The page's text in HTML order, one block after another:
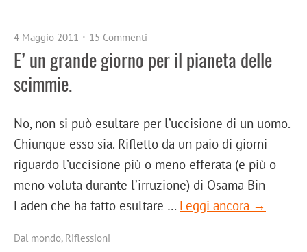
4 Maggio 2011 15 Commenti
E’ un grande giorno per il pianeta delle
scimmie.
No, non si può esultare per l’uccisione di un uomo.
Chiunque esso sia. Rifletto da un paio di giorni
riguardo l’uccisione più o meno efferata (e più o
meno voluta durante l’irruzione) di Osama Bin
Laden che ha fatto esultare … Leggi ancora →
Dal mondo, Riflessioni